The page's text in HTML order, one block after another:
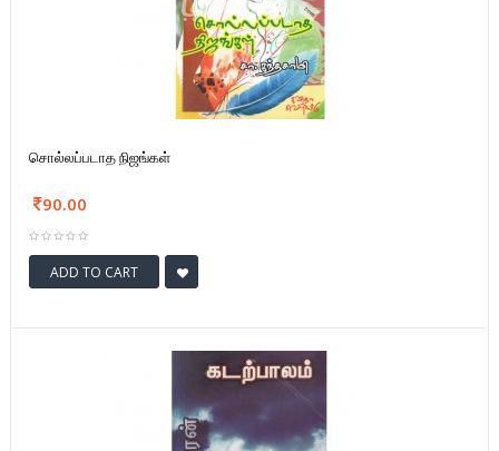
சொல்லப்படாத நிஜங்கள்
90.00
ADD TO CART